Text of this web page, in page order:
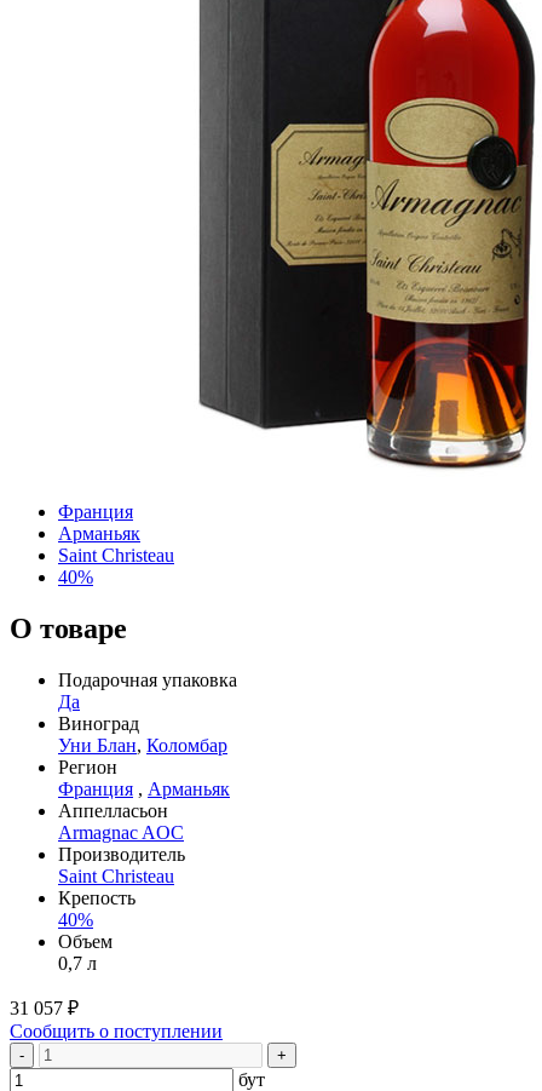
Франция
Арманьяк
Saint Christeau
40%
О товаре
Подарочная упаковка
Да
Виноград
Уни Блан, Коломбар
Регион
Франция , Арманьяк
Аппелласьон
Armagnac AOC
Производитель
Saint Christeau
Крепость
40%
Объем
0,7 л
31 057 ₽
Сообщить о поступлении
- +
бут